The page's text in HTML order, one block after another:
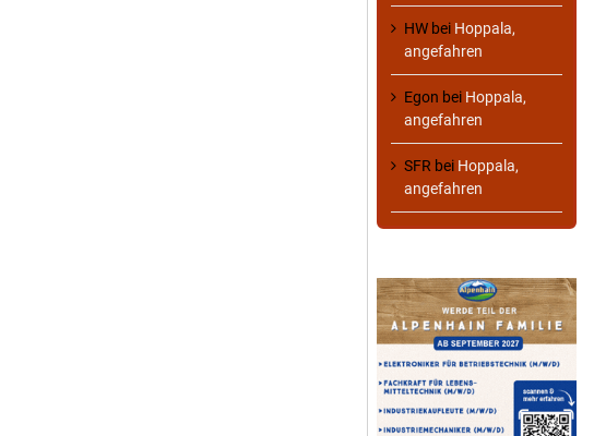
HW bei Hoppala,
angefahren
Egon bei Hoppala,
angefahren
SFR bei Hoppala,
angefahren